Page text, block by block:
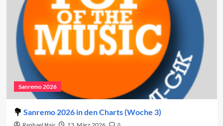
Theaters
Sanremo 2026
Sanremo 2026 in den Charts (Woche 3)